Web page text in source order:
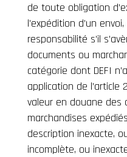
de toute obligation
l’expédition d’un
responsabilité s’il
documents ou
catégorie dont DEFI
application de l’article
valeur en douane des
marchandises
description inexacte,
incomplète, ou